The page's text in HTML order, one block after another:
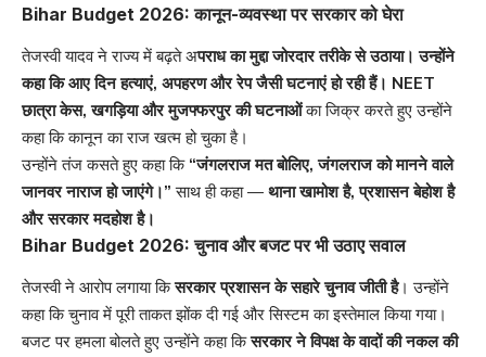
Bihar Budget 2026: कानून-व्यवस्था पर सरकार को घेरा
तेजस्वी यादव ने राज्य में बढ़ते अपराध का मुद्दा जोरदार तरीके से उठाया। उन्होंने
कहा कि आए दिन हत्याएं, अपहरण और रेप जैसी घटनाएं हो रही हैं। NEET
छात्रा केस, खगड़िया और मुजफ्फरपुर की घटनाओंका जिक्र करते हुए उन्होंने
कहा कि कानून का राज खत्म हो चुका है।
उन्होंने तंज कसते हुए कहा कि “जंगलराज मत बोलिए, जंगलराज को मानने वाले
जानवर नाराज हो जाएंगे।” साथ ही कहा — थाना खामोश है, प्रशासन बेहोश है
और सरकार मदहोश है।
Bihar Budget 2026: चुनाव और बजट पर भी उठाए सवाल
तेजस्वी ने आरोप लगाया किसरकार प्रशासन के सहारे चुनाव जीती है। उन्होंने
कहा कि चुनाव में पूरी ताकत झोंक दी गई और सिस्टम का इस्तेमाल किया गया।
बजट पर हमला बोलते हुए उन्होंने कहा किसरकार ने विपक्ष के वादों की नकल की